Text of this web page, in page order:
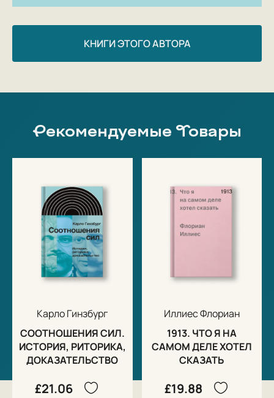
КНИГИ ЭТОГО АВТОРА
Рекомендуемые Товары
Карло Гинзбург
СООТНОШЕНИЯ СИЛ.
ИСТОРИЯ, РИТОРИКА,
ДОКАЗАТЕЛЬСТВО
£21.06
Иллиес Флориан
1913. ЧТО Я НА
САМОМ ДЕЛЕ ХОТЕЛ
СКАЗАТЬ
£19.88